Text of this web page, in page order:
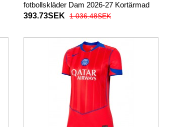
fotbollskläder Dam 2026-27 Kortärmad
393.73SEK
1 036.48SEK